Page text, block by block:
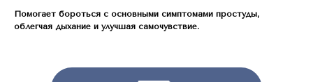
Помогает бороться с основными симптомами простуды,
облегчая дыхание и улучшая самочувствие.